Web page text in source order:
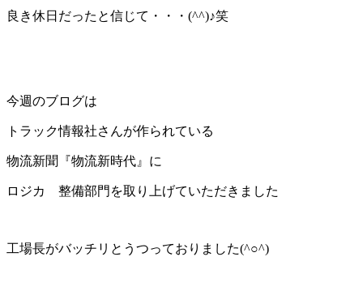
良き休日だったと信じて・・・(^^)♪笑
今週のブログは
トラック情報社さんが作られている
物流新聞『物流新時代』に
ロジカ 整備部門を取り上げていただきました
工場長がバッチリとうつっておりました(^○^)